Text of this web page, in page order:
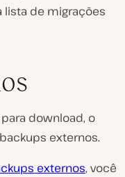
lista de migrações
download, o
externos.
externos, você